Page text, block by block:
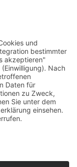
übernimmt
und
Pauli und
Kriterien
werden